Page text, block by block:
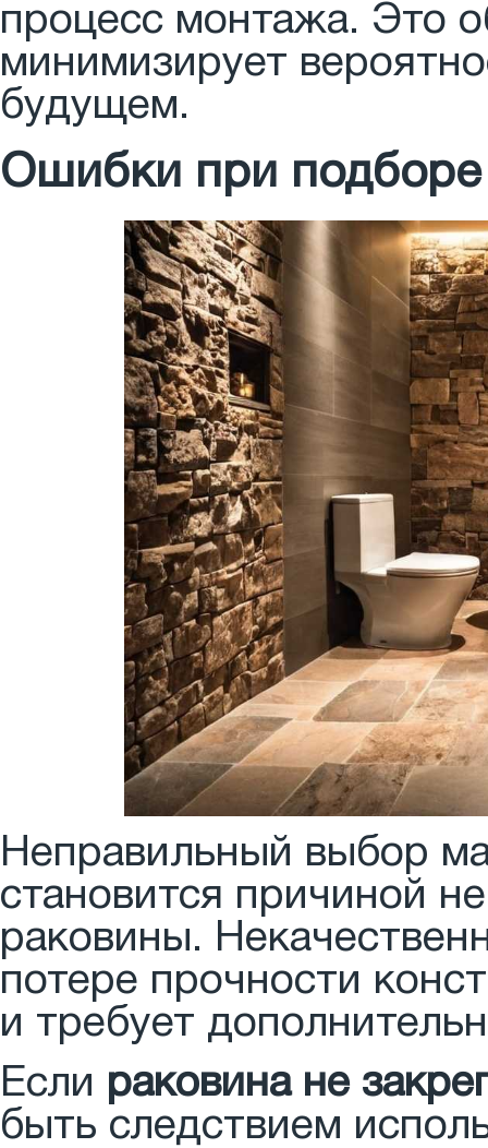
процесс монтажа. Это
минимизирует
будущем.
Ошибки при подборе
Неправильный выбор
становится причиной
раковины.
потере прочности
и требует
Если раковина не
быть следствием